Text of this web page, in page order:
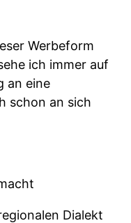
Werbeform
ich immer auf
an eine
schon an sich
Dialekt